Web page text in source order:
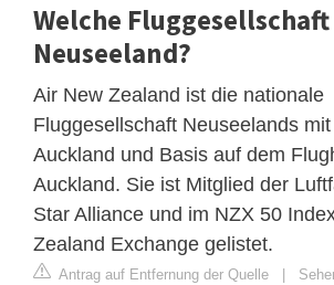
Welche Fluggesellschaft
Neuseeland?
Air New Zealand ist die nationale
Fluggesellschaft Neuseelands
Auckland und Basis auf dem
Auckland. Sie ist Mitglied der
Star Alliance und im NZX 50
Zealand Exchange gelistet.
Antrag auf Entfernung der Quelle